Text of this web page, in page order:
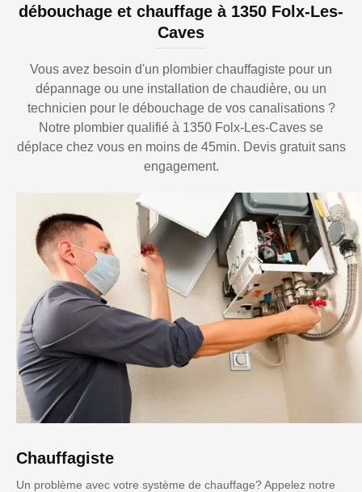
débouchage et chauffage à 1350 Folx-Les-
Caves
Vous avez besoin d'un plombier chauffagiste pour un
dépannage ou une installation de chaudière, ou un
technicien pour le débouchage de vos canalisations ?
Notre plombier qualifié à 1350 Folx-Les-Caves se
déplace chez vous en moins de 45min. Devis gratuit sans
engagement.
Chauffagiste
Un problème avec votre système de chauffage? Appelez notre